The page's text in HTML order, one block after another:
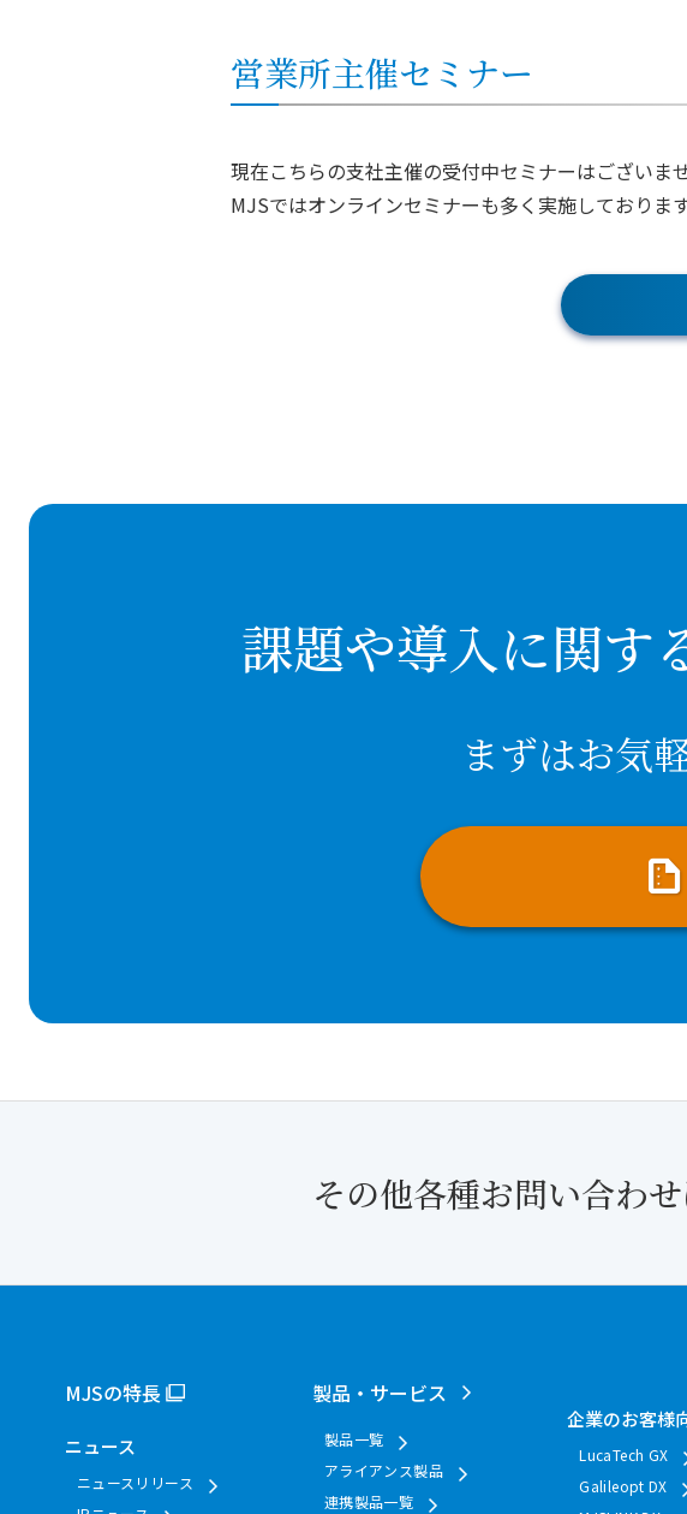
営業所主催セミナー
現在こちらの支社主催の受付中セミナーはございませ
MJSではオンラインセミナーも多く実施しており
課題や導入に関す
まずはお気
その他各種お問い合わ
MJSの特長
ニュース
ニュースリリース
製品・サービス
製品一覧
アライアンス製品
連携製品一覧
企業のお客様
LucaTech GX
Galileopt DX